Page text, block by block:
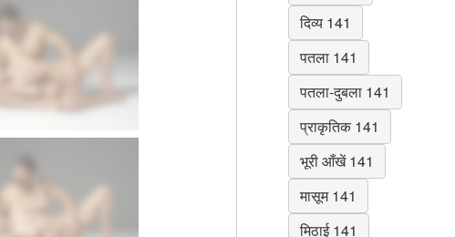
दिव्य 141
पतला 141
पतला-दुबला 141
प्राकृतिक 141
भूरी आँखें 141
मासूम 141
मिठाई 141